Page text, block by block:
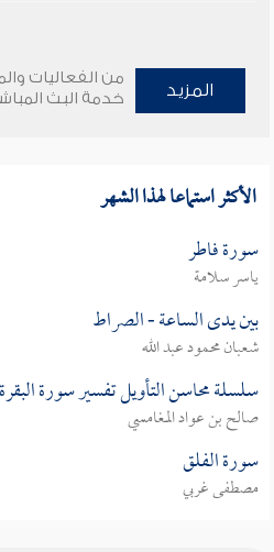
المزيد
من الفعاليات
خدمة البث
الأكثر استماعا لهذا الشهر
سورة فاطر
ياسر سلامة
بين يدى الساعة - الصراط
شعبان محمود عبد الله
سلسلة محاسن التأويل تفسير سورة البقرة [198-
صالح بن عواد المغامسي
سورة الفلق
مصطفى غربي